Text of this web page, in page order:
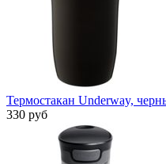
Термостакан Underway,
330 руб